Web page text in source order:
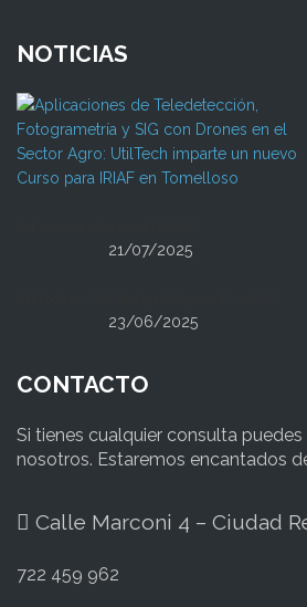
NOTICIAS
21/07/2025
23/06/2025
CONTACTO
Si tienes cualquier consulta
nosotros. Estaremos encantados
Calle Marconi 4 – Ciudad
722 459 962